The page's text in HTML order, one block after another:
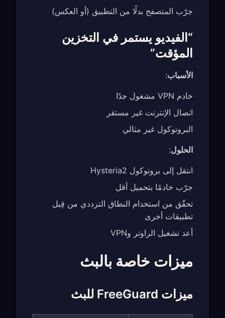
جرّب المتصفح بدلًا من التطبيق (أو العكس)
“الفيديو يستمر في التخزين
المؤقت”
الأسباب:
خادم VPN مشغول جدًا
اتصال الإنترنت غير مستقر
البروتوكول غير مثالي
الحلول:
انتقل إلى بروتوكول Hysteria2
جرّب خادمًا بتحميل أقل
تحقّق من استخدام النطاق الترددي من قِبل
تطبيقات أخرى
أعد تشغيل الراوتر وVPN
ميزات خاصة بالبث
ميزات FreeGuard للبث